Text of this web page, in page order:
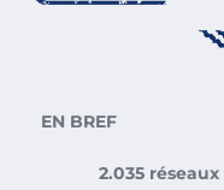
EN BREF
2.035 réseaux